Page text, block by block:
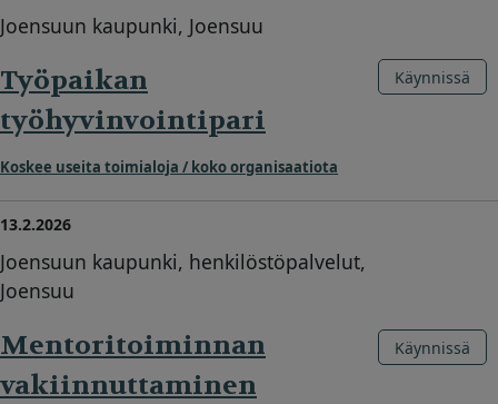
Joensuun kaupunki, Joensuu
Työpaikan
työhyvinvointipari
Koskee useita toimialoja / koko organisaatiota
Käynnissä
13.2.2026
Joensuun kaupunki, henkilöstöpalvelut,
Joensuu
Mentoritoiminnan
vakiinnuttaminen
Käynnissä